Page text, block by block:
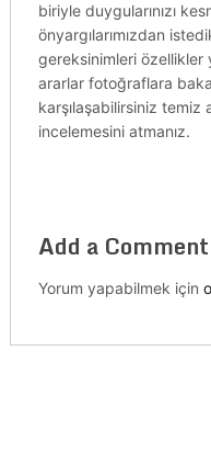
biriyle duygularınızı
önyargılarımızdan
gereksinimleri özellikler
ararlar fotoğraflara
karşılaşabilirsiniz temiz
incelemesini atmanız.
Add a Comment
Yorum yapabilmek için